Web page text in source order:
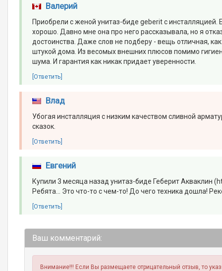
Валерий
Приобрели с женой унитаз-биде geberit с инсталляцией.
хорошо. Давно мне она про него рассказывала, но я
достоинства. Даже слов не подберу - вещь отличная,
штукой дома. Из весомых внешних плюсов помимо
шума. И гарантия как никак придает уверенности.
[Ответить]
Влад
Убогая инсталляция с низким качеством сливной
сказок.
[Ответить]
Евгений
Купили 3 месяца назад унитаз-биде Геберит Акваклин
Ребята... Это что-то с чем-то! До чего техника дошла!
[Ответить]
Ваш комментарий:
Внимание!!! Если Вы размещаете отрицательный отзыв, то